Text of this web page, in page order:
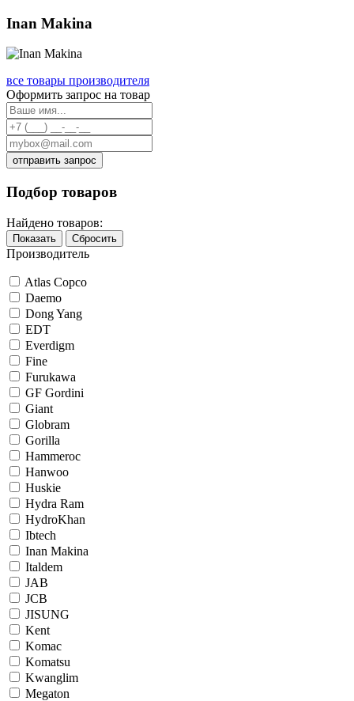
Inan Makina
все товары производителя
Оформить запрос на товар
отправить запрос
Подбор товаров
Найдено товаров:
Показать Сбросить
Производитель
Atlas Copco
Daemo
Dong Yang
EDT
Everdigm
Fine
Furukawa
GF Gordini
Giant
Globram
Gorilla
Hammeroc
Hanwoo
Huskie
Hydra Ram
HydroKhan
Ibtech
Inan Makina
Italdem
JAB
JCB
JISUNG
Kent
Komac
Komatsu
Kwanglim
Megaton